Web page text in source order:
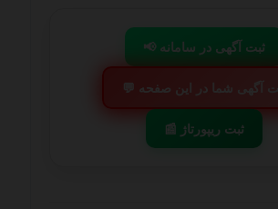
📢 ثبت آگهی در سامانه
💬 ثبت آگهی شما در این صفحه
📰 ثبت ریپورتاژ